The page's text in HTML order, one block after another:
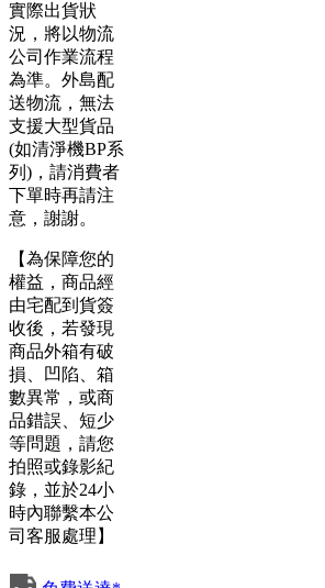
實際出貨狀
況，將以物流
公司作業流程
為準。外島配
送物流，無法
支援大型貨品
(如清淨機BP系
列)，請消費者
下單時再請注
意，謝謝。
【為保障您的
權益，商品經
由宅配到貨簽
收後，若發現
商品外箱有破
損、凹陷、箱
數異常，或商
品錯誤、短少
等問題，請您
拍照或錄影紀
錄，並於24小
時內聯繫本公
司客服處理】